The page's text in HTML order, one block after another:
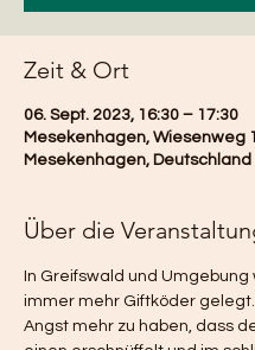
Zeit & Ort
06. Sept. 2023, 16:30 – 17:30
Mesekenhagen, Wiesenweg
Mesekenhagen, Deutschland
Über die
In Greifswald und Umgebung
immer mehr Giftköder
Angst mehr zu haben, dass